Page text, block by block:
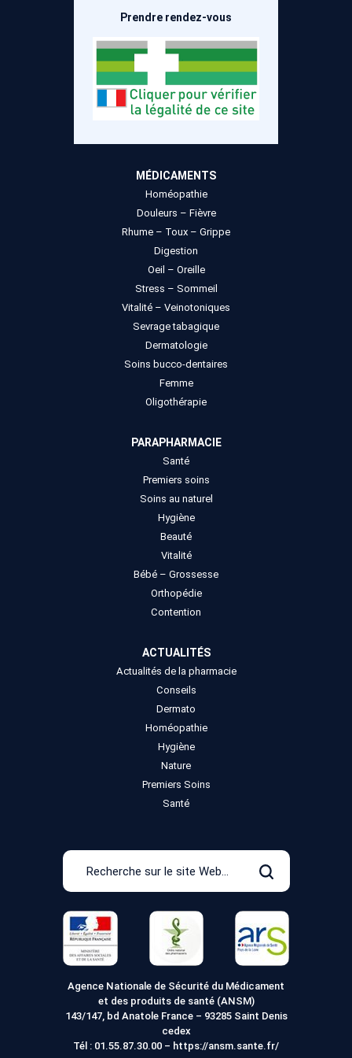
Prendre rendez-vous
MÉDICAMENTS
Homéopathie
Douleurs – Fièvre
Rhume – Toux – Grippe
Digestion
Oeil – Oreille
Stress – Sommeil
Vitalité – Veinotoniques
Sevrage tabagique
Dermatologie
Soins bucco-dentaires
Femme
Oligothérapie
PARAPHARMACIE
Santé
Premiers soins
Soins au naturel
Hygiène
Beauté
Vitalité
Bébé – Grossesse
Orthopédie
Contention
ACTUALITÉS
Actualités de la pharmacie
Conseils
Dermato
Homéopathie
Hygiène
Nature
Premiers Soins
Santé
Recherche
le
site
Web
Rechercher
Agence Nationale de Sécurité du Médicament
et des produits de santé (ANSM)
143/147, bd Anatole France – 93285 Saint Denis
cedex
Tél : 01.55.87.30.00 – https://ansm.sante.fr/